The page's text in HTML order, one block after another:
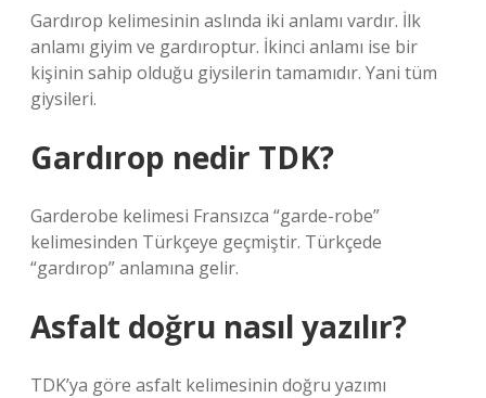
Gardırop kelimesinin aslında iki anlamı vardır. İlk
anlamı giyim ve gardıroptur. İkinci anlamı ise bir
kişinin sahip olduğu giysilerin tamamıdır. Yani tüm
giysileri.
Gardırop nedir TDK?
Garderobe kelimesi Fransızca “garde-robe”
kelimesinden Türkçeye geçmiştir. Türkçede
“gardırop” anlamına gelir.
Asfalt doğru nasıl yazılır?
TDK’ya göre asfalt kelimesinin doğru yazımı